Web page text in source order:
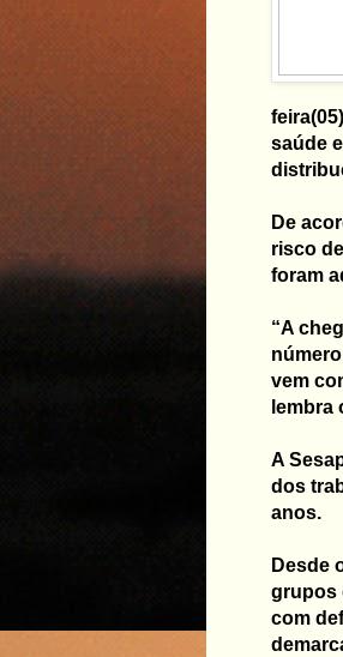
saúde
De
risco
foram
“A
vem
lembra
A
dos
anos.
Desde
grupos
com